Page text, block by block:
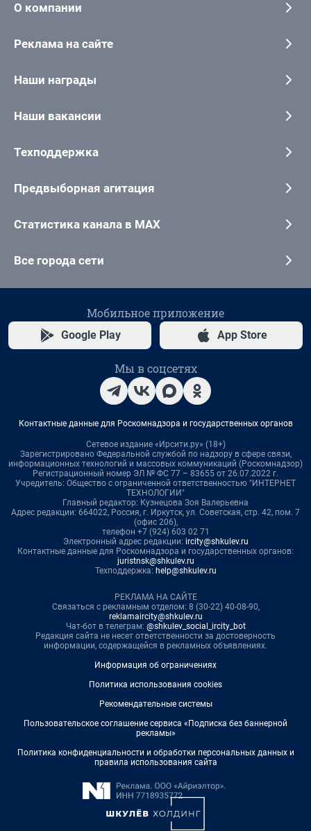
О компании
Реклама на сайте
Наши награды
Наши вакансии
Техподдержка
Предвыборная агитация
Статистика канала в MAX
Все города сети
Мобильное приложение
Google Play App Store
Мы в соцсетях
Контактные данные для Роскомнадзора и государственных органов
Сетевое издание «Ирсити.ру» (18+)
Зарегистрировано Федеральной службой по надзору в сфере связи,
информационных технологий и массовых коммуникаций (Роскомнадзор)
Регистрационный номер ЭЛ № ФС 77 – 83655 от 26.07.2022 г.
Учредитель: Общество с ограниченной ответственностью "ИНТЕРНЕТ
ТЕХНОЛОГИИ"
Главный редактор: Кузнецова Зоя Валерьевна
Адрес редакции: 664022, Россия, г. Иркутск, ул. Советская, стр. 42, пом. 7
(офис 206),
телефон +7 (924) 603 02 71
Электронный адрес редакции: ircity@shkulev.ru
Контактные данные для Роскомнадзора и государственных органов:
juristnsk@shkulev.ru
Техподдержка: help@shkulev.ru
РЕКЛАМА НА САЙТЕ
Связаться с рекламным отделом: 8 (30-22) 40-08-90,
reklamaircity@shkulev.ru
Чат-бот в телеграм: @shkulev_social_ircity_bot
Редакция сайта не несет ответственности за достоверность
информации, содержащейся в рекламных объявлениях.
Информация об ограничениях
Политика использования cookies
Рекомендательные системы
Пользовательское соглашение сервиса «Подписка без баннерной
рекламы»
Политика конфиденциальности и обработки персональных данных и
правила использования сайта